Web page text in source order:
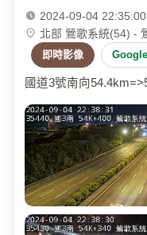
2024-09-04 22:35:00
北部 鶯歌系統(54) -
即時影像
國道3號南向